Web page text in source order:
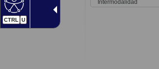
CTRL U
Intermodalidad